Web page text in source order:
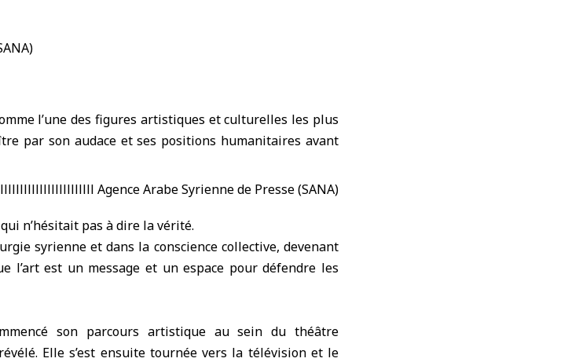
l’une des figures artistiques et culturelles les plus
par son audace et ses positions humanitaires avant
n’hésitait pas à dire la vérité.
syrienne et dans la conscience collective, devenant
l’art est un message et un espace pour défendre les
son parcours artistique au sein du théâtre
Elle s’est ensuite tournée vers la télévision et le